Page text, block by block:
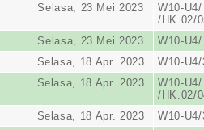
Selasa, 23 Mei 2023
W10-
/HK.02/
Selasa, 23 Mei 2023 W10-
Selasa, 18 Apr. 2023 W10-
Selasa, 18 Apr. 2023
W10-
/HK.02/
Selasa, 18 Apr. 2023 W10-